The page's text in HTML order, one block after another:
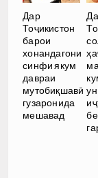
Дар
Тоҷикистон
барои
хонандагони
синфи якум
давраи
мутобиқшавӣ
гузаронида
мешавад